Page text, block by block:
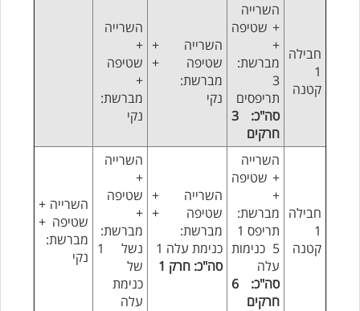
חבילה
1
קטנה
השרייה
+ שטיפה
+
מברשת:
3
תריפסים
סה"כ: 3
חרקים
השרייה +
שטיפה +
מברשת:
נקי
השרייה
+
שטיפה
+
מברשת:
נקי
חבילה
1
קטנה
השרייה
+ שטיפה
+
מברשת:
תריפס 1
5 כנימות
עלה
סה"כ: 6
חרקים
השרייה +
שטיפה +
מברשת:
כנימת עלה 1
סה"כ: חרק 1
השרייה
+
שטיפה
+
מברשת:
נשל 1
של
כנימת
עלה
השרייה +
שטיפה +
מברשת:
נקי